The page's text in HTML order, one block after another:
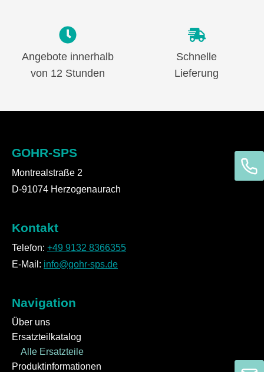
Angebote innerhalb
von 12 Stunden
Schnelle
Lieferung
GOHR-SPS
Montrealstraße 2
D-91074 Herzogenaurach
Kontakt
Telefon: +49 9132 8366355
E-Mail: info@gohr-sps.de
Navigation
Über uns
Ersatzteilkatalog
Alle Ersatzteile
Produktinformationen